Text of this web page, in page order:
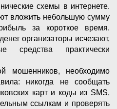
схемы в интернете.
вложить небольшую сумму
за короткое время.
организаторы исчезают,
средства практически
мошенников, необходимо
никогда не сообщать
карт и коды из SMS,
ссылкам и проверять